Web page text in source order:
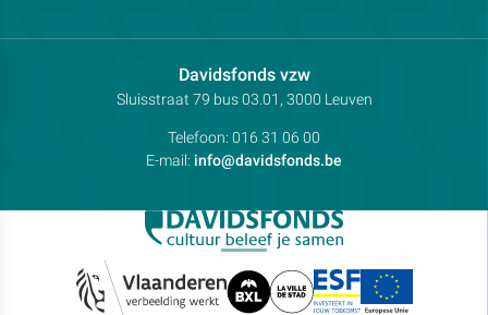
Davidsfonds vzwContactpersoon:
Adres:
Sluisstraat 79 bus 03.01, 3000 Leuven
Telefoon: 016 31 06 00
E-mail: info@davidsfonds.be